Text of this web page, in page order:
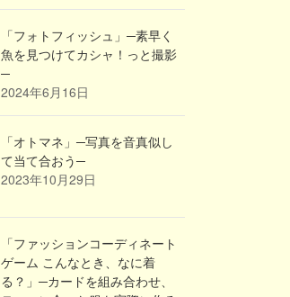
「フォトフィッシュ」─素早く
魚を見つけてカシャ！っと撮影
─
2024年6月16日
「オトマネ」─写真を音真似し
て当て合おう─
2023年10月29日
「ファッションコーディネート
ゲーム こんなとき、なに着
る？」─カードを組み合わせ、